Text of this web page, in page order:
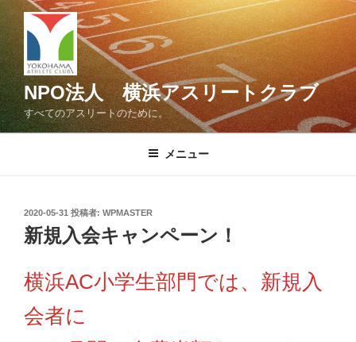
コ
ン
テ
ン
ツ
へ
ス
NPO法人 横浜アスリートクラブ
すべてのアスリートのために。
メニュー
投
稿
日:
2020-05-31 投稿者: WPMASTER
新規入会キャンペーン！
横浜AC小学生部門では、新規入
会者に